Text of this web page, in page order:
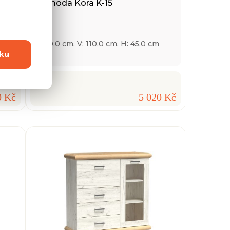
Kč
Komoda Kora K-15
Š: 70,0 cm, V: 110,0 cm, H: 45,0 cm
5 020 Kč